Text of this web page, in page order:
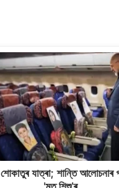
শোকাতুৰ যাত্ৰা; শান্তি আলোচনাৰ